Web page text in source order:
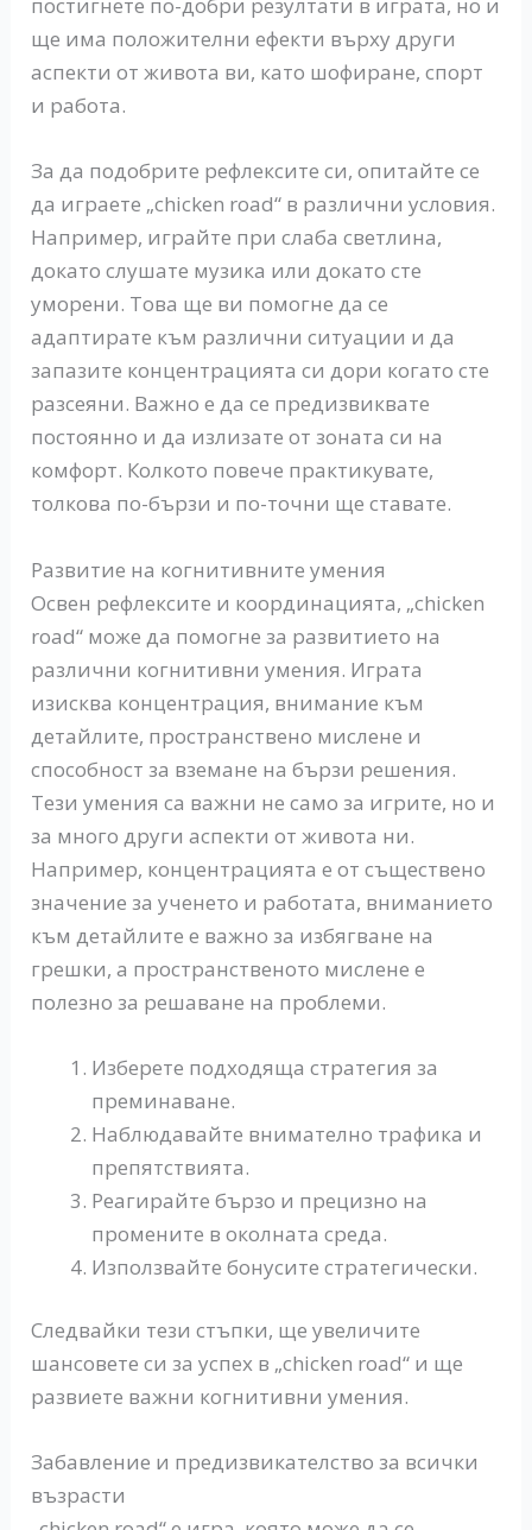
постигнете по-добри резултати в играта, но и
ще има положителни ефекти върху други
аспекти от живота ви, като шофиране, спорт
и работа.
За да подобрите рефлексите си, опитайте се
да играете „chicken road“ в различни условия.
Например, играйте при слаба светлина,
докато слушате музика или докато сте
уморени. Това ще ви помогне да се
адаптирате към различни ситуации и да
запазите концентрацията си дори когато сте
разсеяни. Важно е да се предизвиквате
постоянно и да излизате от зоната си на
комфорт. Колкото повече практикувате,
толкова по-бързи и по-точни ще ставате.
Развитие на когнитивните умения
Освен рефлексите и координацията, „chicken
road“ може да помогне за развитието на
различни когнитивни умения. Играта
изисква концентрация, внимание към
детайлите, пространствено мислене и
способност за вземане на бързи решения.
Тези умения са важни не само за игрите, но и
за много други аспекти от живота ни.
Например, концентрацията е от съществено
значение за ученето и работата, вниманието
към детайлите е важно за избягване на
грешки, а пространственото мислене е
полезно за решаване на проблеми.
Изберете подходяща стратегия за
преминаване.
Наблюдавайте внимателно трафика и
препятствията.
Реагирайте бързо и прецизно на
промените в околната среда.
Използвайте бонусите стратегически.
Следвайки тези стъпки, ще увеличите
шансовете си за успех в „chicken road“ и ще
развиете важни когнитивни умения.
Забавление и предизвикателство за всички
възрасти